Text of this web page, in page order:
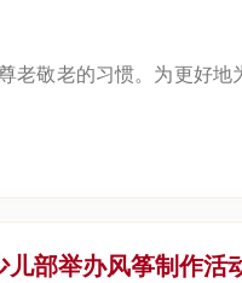
老敬老的习惯。为更好
儿部举办风筝制作活